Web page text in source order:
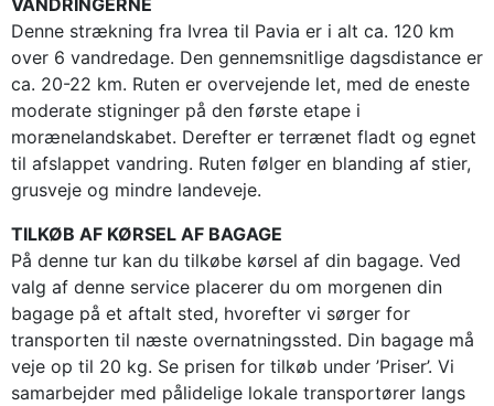
Denne strækning fra Ivrea til Pavia er i alt ca. 120 km
over 6 vandredage. Den gennemsnitlige dagsdistance er
ca. 20-22 km. Ruten er overvejende let, med de eneste
moderate stigninger på den første etape i
morænelandskabet. Derefter er terrænet fladt og egnet
til afslappet vandring. Ruten følger en blanding af stier,
grusveje og mindre landeveje.
TILKØB AF KØRSEL AF BAGAGE
På denne tur kan du tilkøbe kørsel af din bagage. Ved
valg af denne service placerer du om morgenen din
bagage på et aftalt sted, hvorefter vi sørger for
transporten til næste overnatningssted. Din bagage må
veje op til 20 kg. Se prisen for tilkøb under ’Priser’. Vi
samarbejder med pålidelige lokale transportører langs